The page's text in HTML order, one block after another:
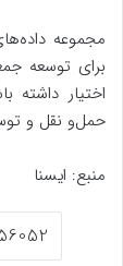
برای توسعه
اختیار داشته
حمل‌و نقل و
منبع: ایسنا